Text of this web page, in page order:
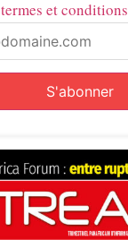
termes et conditions